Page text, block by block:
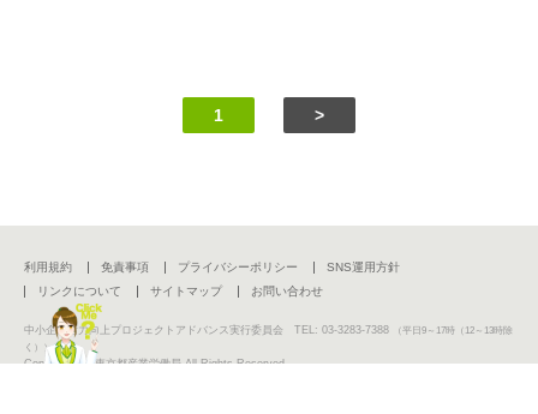
1 >
利用規約 免責事項 プライバシーポリシー
SNS運用方針
リンクについて
サイトマップ お問い合わせ
中小企業活力向上プロジェクトアドバンス実行委員会 TEL: 03-3283-7388
（平日9～17時（12～13時除
く））
Copyright (C) 東京都産業労働局 All Rights Reserved.